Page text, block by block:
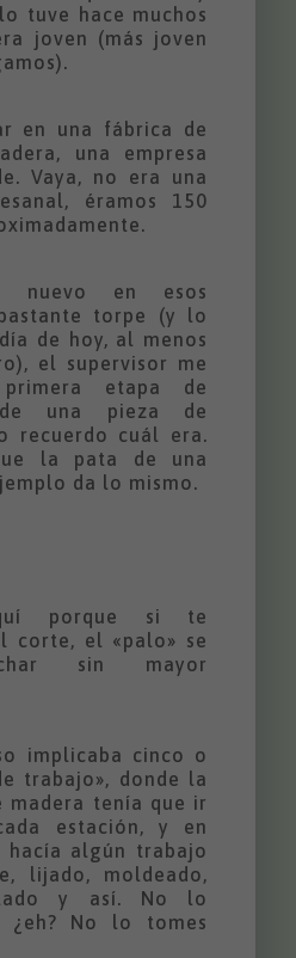
tuve hace muchos
joven (más joven
en una fábrica de
una empresa
Vaya, no era una
éramos 150
nuevo en esos
torpe (y lo
de hoy, al menos
el supervisor me
etapa de
de una pieza de
recuerdo cuál era.
la pata de una
da lo mismo.
porque si te
corte, el «palo» se
sin mayor
implicaba cinco o
trabajo», donde la
madera tenía que ir
estación, y en
hacía algún trabajo
lijado, moldeado,
y así. No lo
¿eh? No lo tomes